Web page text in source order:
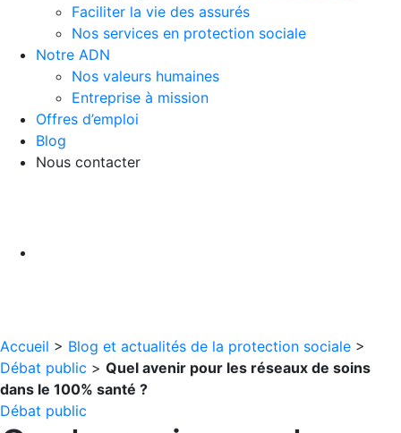
Faciliter la vie des assurés
Nos services en protection sociale
Notre ADN
Nos valeurs humaines
Entreprise à mission
Offres d’emploi
Blog
Nous contacter
Accueil > Blog et actualités de la protection sociale >
Débat public > Quel avenir pour les réseaux de soins
dans le 100% santé ?
Débat public